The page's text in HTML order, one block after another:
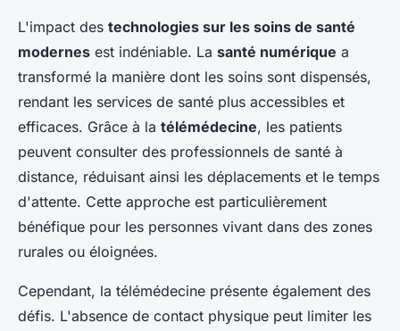
L'impact des technologies sur les soins de santé
modernes est indéniable. La santé numérique a
transformé la manière dont les soins sont dispensés,
rendant les services de santé plus accessibles et
efficaces. Grâce à la télémédecine, les patients
peuvent consulter des professionnels de santé à
distance, réduisant ainsi les déplacements et le temps
d'attente. Cette approche est particulièrement
bénéfique pour les personnes vivant dans des zones
rurales ou éloignées.
Cependant, la télémédecine présente également des
défis. L'absence de contact physique peut limiter les